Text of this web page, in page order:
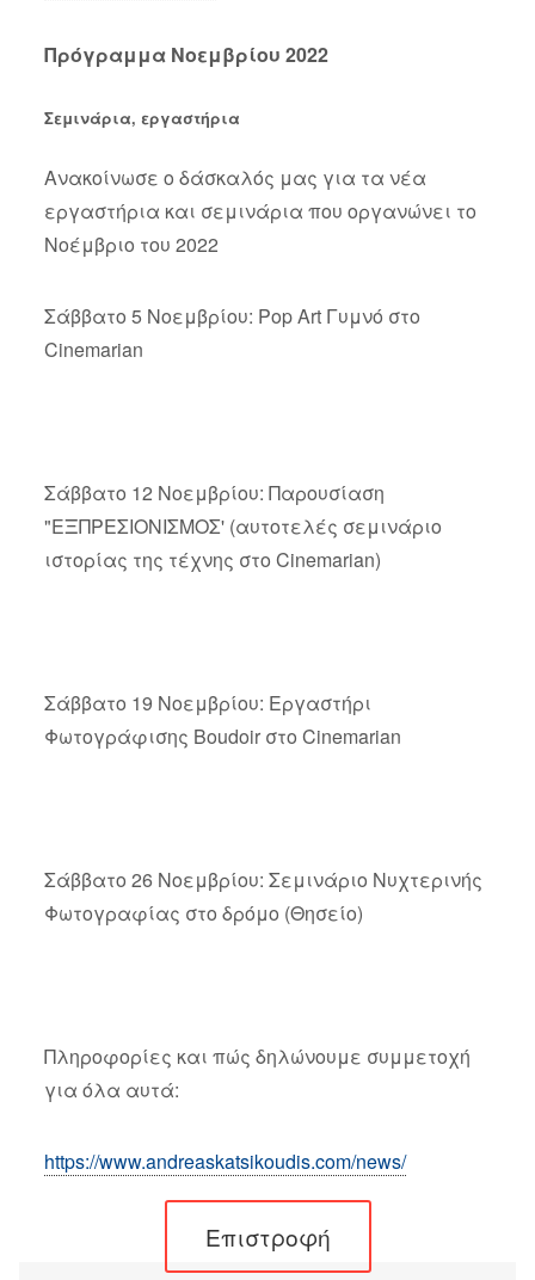
Πρόγραμμα Νοεμβρίου 2022
Σεμινάρια, εργαστήρια
Ανακοίνωσε ο δάσκαλός μας για τα νέα
εργαστήρια και σεμινάρια που οργανώνει το
Νοέμβριο του 2022
Σάββατο 5 Νοεμβρίου: Pop Art Γυμνό στο
Cinemarian
Σάββατο 12 Νοεμβρίου: Παρουσίαση
"ΕΞΠΡΕΣΙΟΝΙΣΜΟΣ' (αυτοτελές σεμινάριο
ιστορίας της τέχνης στο Cinemarian)
Σάββατο 19 Νοεμβρίου: Εργαστήρι
Φωτογράφισης Boudoir στο Cinemarian
Σάββατο 26 Νοεμβρίου: Σεμινάριο Νυχτερινής
Φωτογραφίας στο δρόμο (Θησείο)
Πληροφορίες και πώς δηλώνουμε συμμετοχή
για όλα αυτά:
https://www.andreaskatsikoudis.com/news/
Επιστροφή